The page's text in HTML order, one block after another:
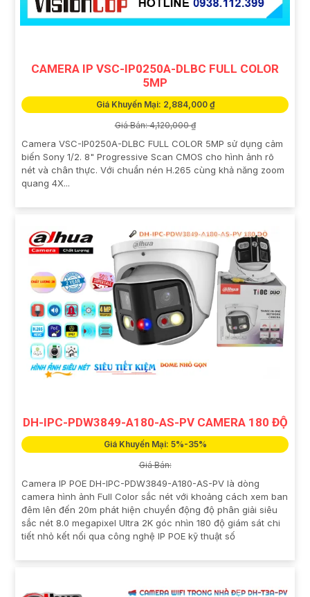
CAMERA IP VSC-IP0250A-DLBC FULL COLOR
5MP
Giá Khuyến Mại: 2,884,000 ₫
Giá Bán: 4,120,000 ₫
Camera VSC-IP0250A-DLBC FULL COLOR 5MP sử dụng cảm
biến Sony 1/2. 8" Progressive Scan CMOS cho hình ảnh rõ
nét và chân thực. Với chuẩn nén H.265 cùng khả năng zoom
quang 4X...
DH-IPC-PDW3849-A180-AS-PV CAMERA 180 ĐỘ
Giá Khuyến Mại: 5%-35%
Giá Bán:
Camera IP POE DH-IPC-PDW3849-A180-AS-PV là dòng
camera hình ảnh Full Color sắc nét với khoảng cách xem ban
đêm lên đến 20m phát hiện chuyển động độ phân giải siêu
sắc nét 8.0 megapixel Ultra 2K góc nhìn 180 độ giám sát chi
tiết nhỏ kết nối qua công nghệ IP POE kỹ thuật số